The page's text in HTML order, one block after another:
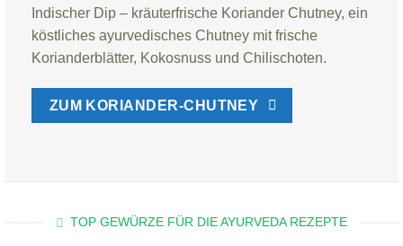
Indischer Dip – kräuterfrische Koriander Chutney, ein
köstliches ayurvedisches Chutney mit frische
Korianderblätter, Kokosnuss und Chilischoten.
ZUM KORIANDER-CHUTNEY
TOP GEWÜRZE FÜR DIE AYURVEDA REZEPTE